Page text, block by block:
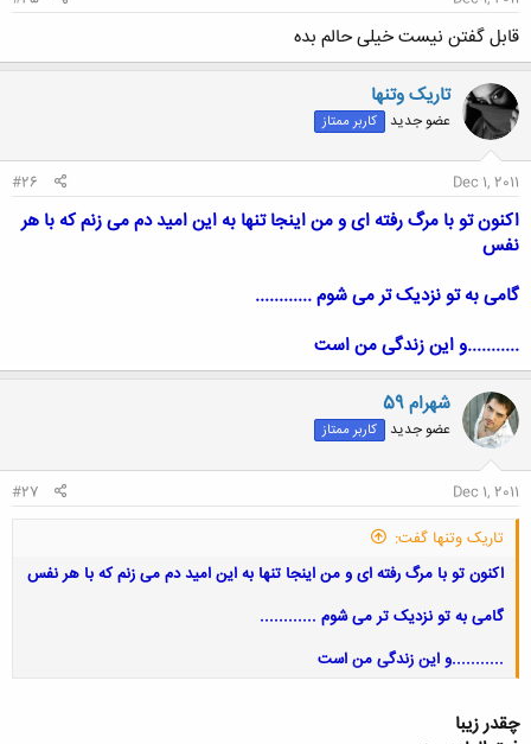
قابل گفتن نیست خیلی حالم بده
تاریک وتنها
عضو جدید کاربر ممتاز
Dec 1, 2011
#26
اکنون تو با مرگ رفته ای و من اینجا تنها به این امید دم می زنم که با هر
نفس
گامی به تو نزدیک تر می شوم ............
...........و این زندگی من است
شهرام 59
عضو جدید کاربر ممتاز
Dec 1, 2011
#27
تاریک وتنها گفت:
اکنون تو با مرگ رفته ای و من اینجا تنها به این امید دم می زنم که با هر نفس
گامی به تو نزدیک تر می شوم ............
...........و این زندگی من است
چقدر زیبا